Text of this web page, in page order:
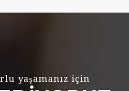
yaşamanız için